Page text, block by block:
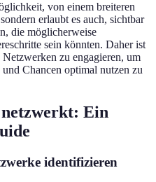
von einem breiteren
erlaubt es auch, sichtbar
die möglicherweise
sein könnten. Daher ist
zu engagieren, um
Chancen optimal nutzen zu
Ein
identifizieren